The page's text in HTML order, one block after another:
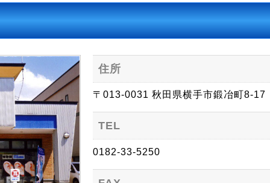
住所
〒013-0031 秋田県横手市鍛冶町8-17
TEL
0182-33-5250